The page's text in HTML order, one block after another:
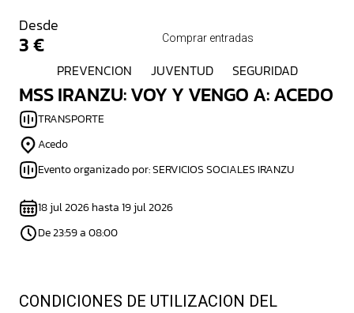
Desde
3 € Comprar entradas
PREVENCION JUVENTUD SEGURIDAD
MSS IRANZU: VOY Y VENGO A: ACEDO
TRANSPORTE
Acedo
Evento organizado por: SERVICIOS SOCIALES IRANZU
18 jul 2026 hasta 19 jul 2026
De 23:59 a 08:00
CONDICIONES DE UTILIZACION DEL